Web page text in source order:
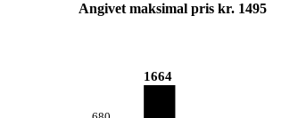
Angivet maksimal pris kr. 1495
1664